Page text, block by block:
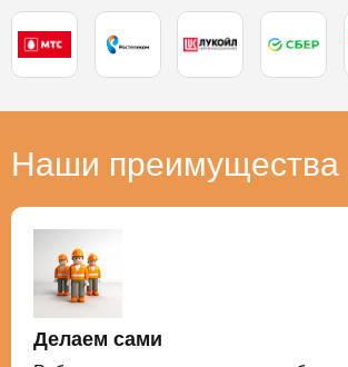
Наши преимущества
Делаем сами